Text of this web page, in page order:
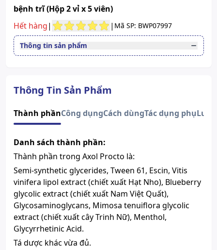
bệnh trĩ (Hộp 2 vỉ x 5 viên)
Hết hàng| | Mã SP: BWP07997
Thông tin sản phẩm
Nhà sản xuất
Công ty TNHH Thương mại Dược
Nước sản xuất
Việt Nam
Số đăng ký
Việt Nam
Thành phần chính
Tween 61, Escin, Vitis vinifera
lipol extract (chiết xuất Hạt Nho),
Blueberry glycolic extract (chiết
xuất Nam Việt Quất),
Glycosaminoglycans, Mimosa
tenuiflora glycolic extract (chiết
xuất cây Trinh Nữ), Menthol,
Glycyrrhetinic Acid.
Xem giấy công bố sản phẩm
Thông Tin Sản Phẩm
Thành phầnCông dụngCách dùngTác dụng phụLưu
Danh sách thành phần:
Thành phần trong Axol Procto là:
Semi-synthetic glycerides, Tween 61, Escin, Vitis
vinifera lipol extract (chiết xuất Hạt Nho), Blueberry
glycolic extract (chiết xuất Nam Việt Quất),
Glycosaminoglycans, Mimosa tenuiflora glycolic
extract (chiết xuất cây Trinh Nữ), Menthol,
Glycyrrhetinic Acid.
Tá dược khác vừa đủ.